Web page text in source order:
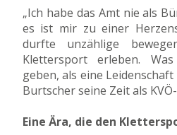
„Ich habe das Amt nie als
es ist mir zu einer
durfte unzählige
Klettersport erleben.
geben, als eine
Burtscher seine Zeit als
Eine Ära, die den